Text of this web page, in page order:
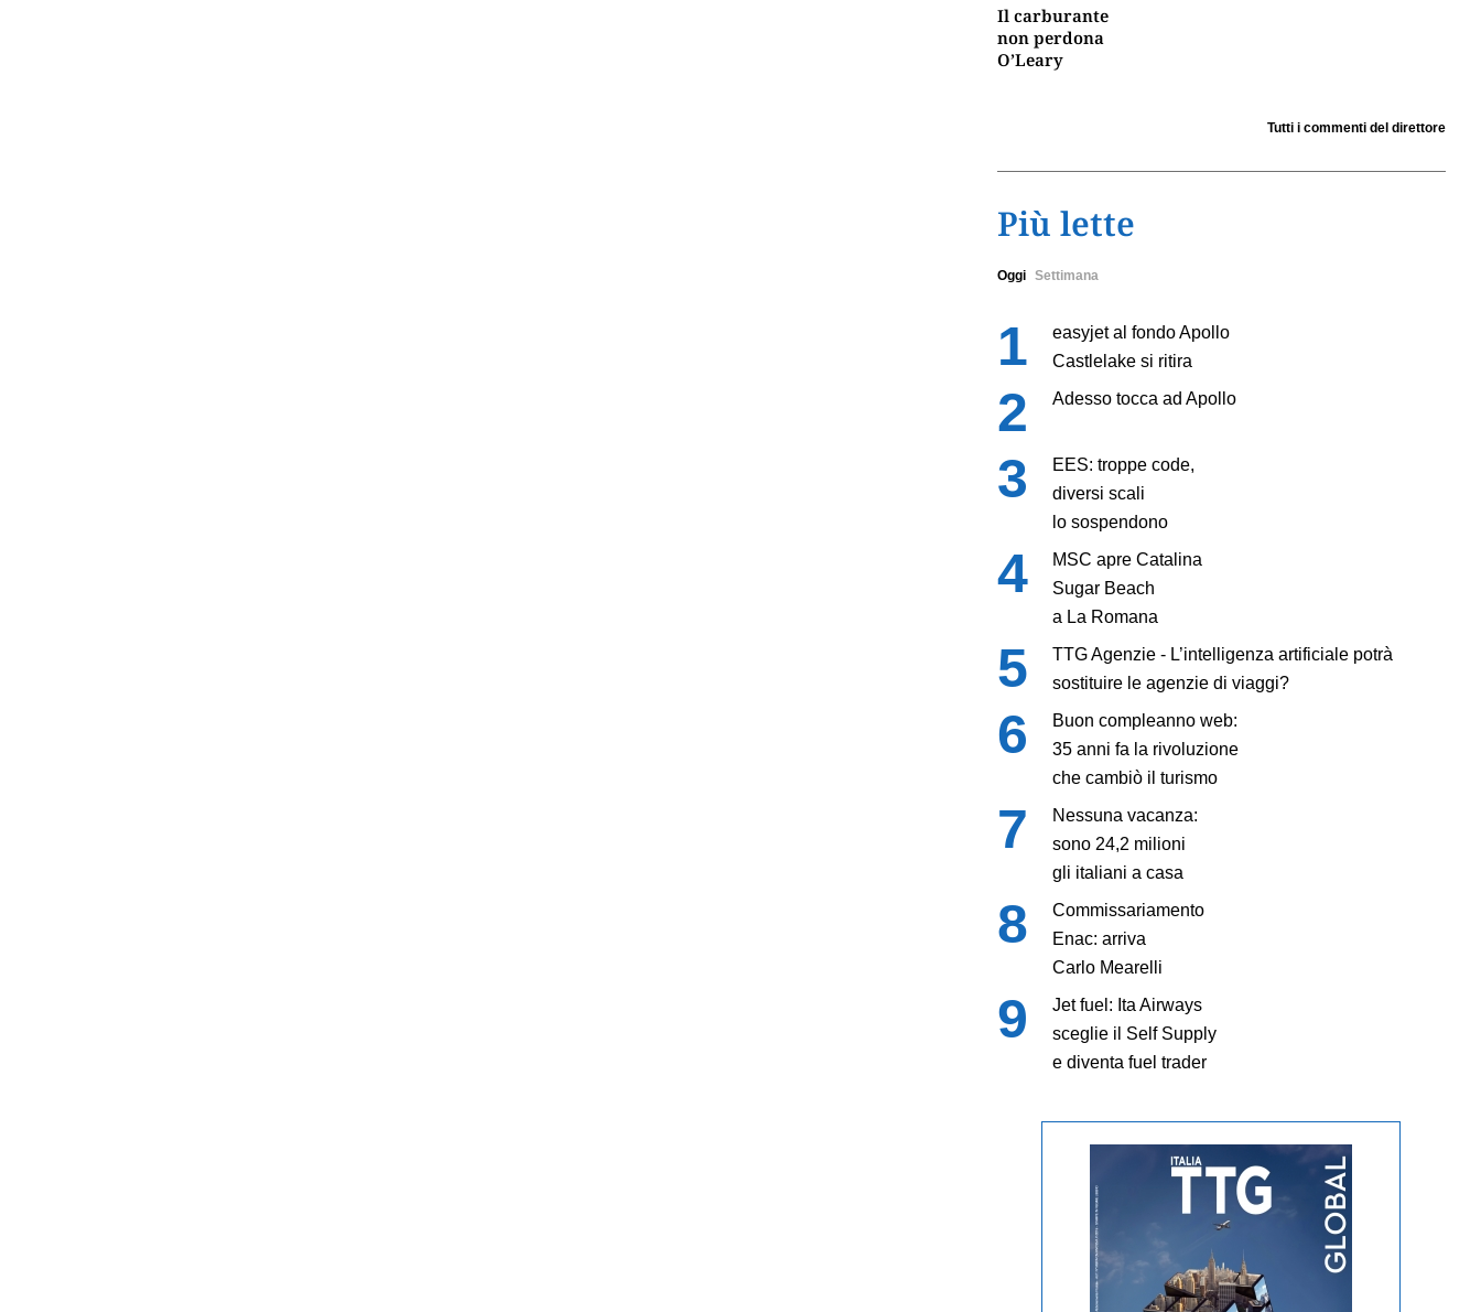
Il carburante
non perdona
O’Leary
Tutti i commenti del direttore
Più lette
Oggi Settimana
easyjet al fondo Apollo
Castlelake si ritira
Adesso tocca ad Apollo
EES: troppe code,
diversi scali
lo sospendono
MSC apre Catalina
Sugar Beach
a La Romana
TTG Agenzie - L’intelligenza artificiale potrà
sostituire le agenzie di viaggi?
Buon compleanno web:
35 anni fa la rivoluzione
che cambiò il turismo
Nessuna vacanza:
sono 24,2 milioni
gli italiani a casa
Commissariamento
Enac: arriva
Carlo Mearelli
Jet fuel: Ita Airways
sceglie il Self Supply
e diventa fuel trader